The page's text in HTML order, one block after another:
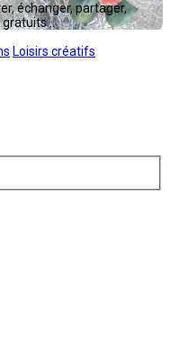
échanger, partager,
Loisirs créatifs